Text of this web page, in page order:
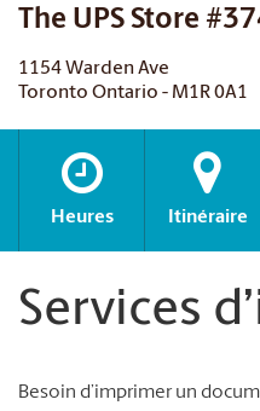
The UPS Store
1154 Warden Ave
Toronto Ontario - M1R 0A1
Heures Itinéraire
Services
Besoin d’imprimer un